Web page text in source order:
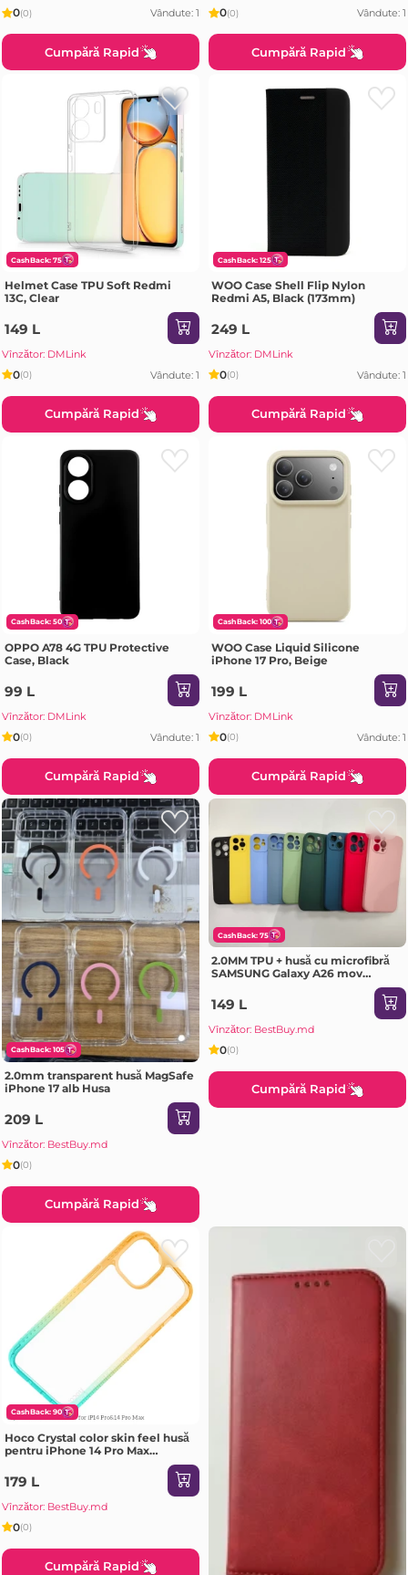
0(0) Vândute: 1
Cumpără Rapid
0(0) Vândute: 1
Cumpără Rapid
CashBack: 75
Helmet Case TPU Soft Redmi
13C, Clear
149 L
Vînzător: DMLink
0(0) Vândute: 1
Cumpără Rapid
CashBack: 125
WOO Case Shell Flip Nylon
Redmi A5, Black (173mm)
249 L
Vînzător: DMLink
0(0) Vândute: 1
Cumpără Rapid
CashBack: 50
OPPO A78 4G TPU Protective
Case, Black
99 L
Vînzător: DMLink
0(0) Vândute: 1
Cumpără Rapid
CashBack: 100
WOO Case Liquid Silicone
iPhone 17 Pro, Beige
199 L
Vînzător: DMLink
0(0) Vândute: 1
Cumpără Rapid
CashBack: 105
2.0mm transparent husă MagSafe
iPhone 17 alb Husa
209 L
Vînzător: BestBuy.md
0(0)
Cumpără Rapid
CashBack: 75
2.0MM TPU + husă cu microfibră
SAMSUNG Galaxy A26 mov
149 L
Vînzător: BestBuy.md
0(0)
Cumpără Rapid
CashBack: 90
Hoco Crystal color skin feel husă
pentru iPhone 14 Pro Max
179 L
Vînzător: BestBuy.md
0(0)
Cumpără Rapid